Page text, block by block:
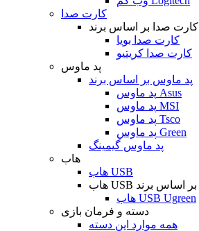
کارت صدا
کارت صدا بر اساس برند
کارت صدا بویا
کارت صدا کریتیو
پد ماوس
پد ماوس بر اساس برند
پد ماوس Asus
پد ماوس MSI
پد ماوس Tsco
پد ماوس Green
پد ماوس گیمینگ
هاب
هاب USB
هاب USB بر اساس برند
هاب USB Ugreen
دسته و فرمان بازی
همه موارد این دسته